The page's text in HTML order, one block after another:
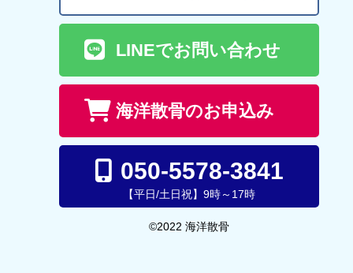
LINEでお問い合わせ
海洋散骨のお申込み
050-5578-3841
【平日/土日祝】9時～17時
©2022 海洋散骨